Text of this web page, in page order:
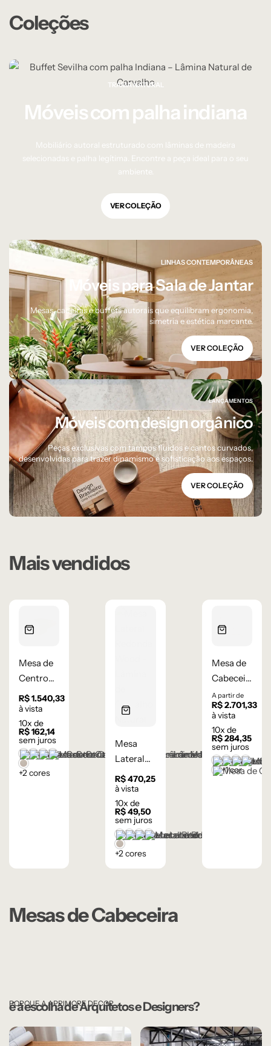
Coleções
TRAMA NATURAL
Móveis com palha indiana
Mobiliário autoral estruturado com lâminas de madeira
selecionadas e palha legítima. Encontre a peça ideal para o seu
ambiente.
VER COLEÇÃO
LINHAS CONTEMPORÂNEAS
Móveis para Sala de Jantar
Mesas, cadeiras e buffets autorais que equilibram ergonomia,
simetria e estética marcante.
VER COLEÇÃO
LANÇAMENTOS
Móveis com design orgânico
Peças exclusivas com tampos fluidos e cantos curvados,
desenvolvidas para trazer dinamismo e sofisticação aos espaços.
VER COLEÇÃO
Mais vendidos
Mesa de
Centro
Orgânica
– Lâmina
de
Madeira
Carvalho
Natural
R$1.540,33
à vista
10x de
R$162,14
sem juros
Castanho
Champanhe
Cinza Grafite Metalizado
Ébano
Lâmina Frapê
+2 cores
Mesa
Lateral
Redonda
Wood –
Lâmina
de
Carvalho
Natural
R$470,25
à vista
10x de
R$49,50
sem juros
Castanho
Champanhe
Cinza Grafite Metalizado
Ébano
Lâmina Frapê
+2 cores
Mesa de
Cabeceira
Flow 3
gavetas –
Laqueada
A partir de
R$2.701,33
à vista
10x de
R$284,35
sem juros
Branco
Cinza
Frapê
Preto
+1 cor
Mesas de Cabeceira
PORQUE A APRIMORE DECOR
é a escolha de Arquitetos e Designers?